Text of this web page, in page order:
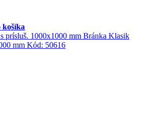
Bránka Klasik
mm Kód: 50616